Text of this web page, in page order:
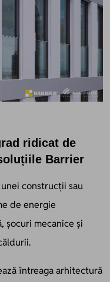
ridicat de
Barrier
construcții sau
de energie
șocuri mecanice și
întreaga arhitectură